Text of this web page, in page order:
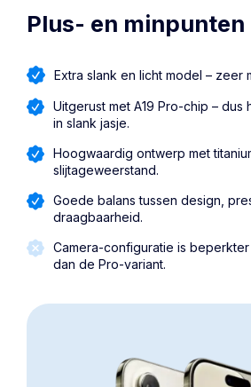
Plus- en minpunten
Extra slank en licht model – zeer
Uitgerust met A19 Pro-chip – dus
in slank jasje.
Hoogwaardig ontwerp met
slijtage­weerstand.
Goede balans tussen design,
draagbaarheid.
Camera-configuratie is
dan de Pro-variant.